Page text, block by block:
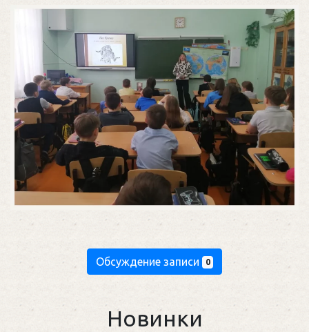
Обсуждение записи 0
Новинки